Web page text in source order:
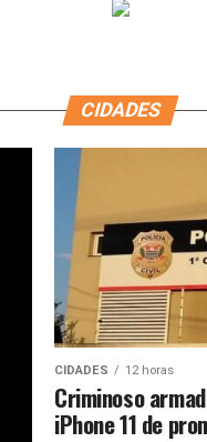
CIDADES
CIDADES 12 horas
Criminoso
iPhone 11 de